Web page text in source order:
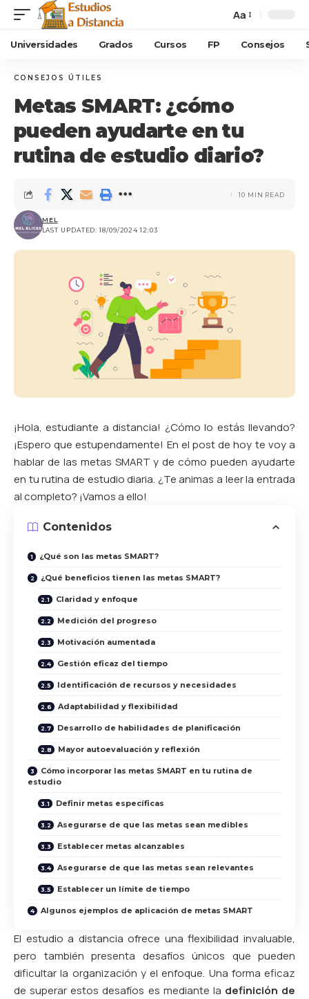
Aa
Universidades Grados Cursos FP Consejos
CONSEJOS ÚTILES
Metas SMART: ¿cómo
pueden ayudarte en tu
rutina de estudio diario?
LAST UPDATED: 18/09/2024 12:03
MEL
10 MIN READ
¡Hola, estudiante a distancia! ¿Cómo lo estás llevando?
¡Espero que estupendamente! En el post de hoy te voy a
hablar de las metas SMART y de cómo pueden ayudarte
en tu rutina de estudio diaria. ¿Te animas a leer la entrada
al completo? ¡Vamos a ello!
Contenidos
¿Qué son las metas SMART?
¿Qué beneficios tienen las metas SMART?
Claridad y enfoque
Medición del progreso
Motivación aumentada
Gestión eficaz del tiempo
Identificación de recursos y necesidades
Adaptabilidad y flexibilidad
Desarrollo de habilidades de planificación
Mayor autoevaluación y reflexión
Cómo incorporar las metas SMART en tu rutina de
estudio
Definir metas específicas
Asegurarse de que las metas sean medibles
Establecer metas alcanzables
Asegurarse de que las metas sean relevantes
Establecer un límite de tiempo
Algunos ejemplos de aplicación de metas SMART
El estudio a distancia ofrece una flexibilidad invaluable,
pero también presenta desafíos únicos que pueden
dificultar la organización y el enfoque. Una forma eficaz
de superar estos desafíos es mediante la definición de